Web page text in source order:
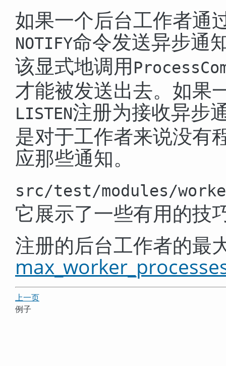
如果一个后台工作者通
NOTIFY命令发送异步通
该显式地调用
才能被发送出去。如果
LISTEN注册为接收异步
是对于工作者来说没有
应那些通知。
src/test/modules/
它展示了一些有用的技
注册的后台工作者的最
上一页
例子